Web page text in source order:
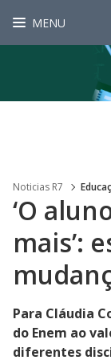
MENU
Noticias R7
‘O
mais’:
Para Cláudia
do Enem ao
diferentes